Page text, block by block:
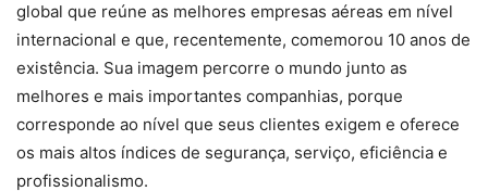
global que reúne as melhores empresas aéreas em nível
internacional e que, recentemente, comemorou 10 anos de
existência. Sua imagem percorre o mundo junto as
melhores e mais importantes companhias, porque
corresponde ao nível que seus clientes exigem e oferece
os mais altos índices de segurança, serviço, eficiência e
profissionalismo.